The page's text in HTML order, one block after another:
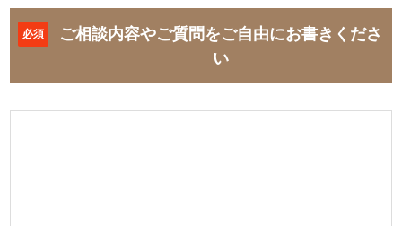
必須
ご相談内容やご質問をご自由にお書きくださ
い